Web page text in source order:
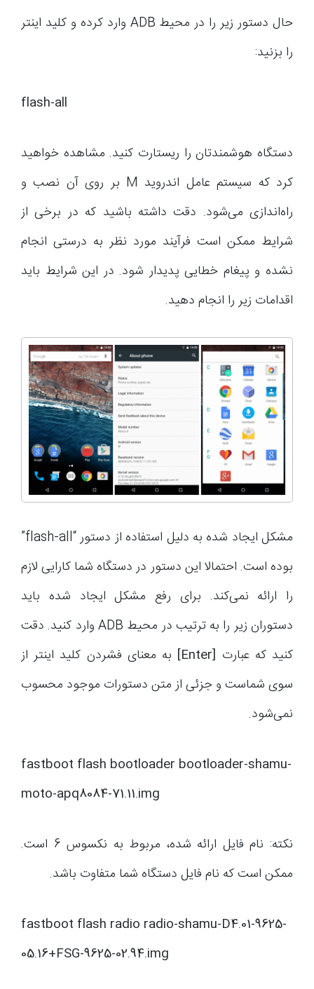
حال دستور زیر را در محیط ADB وارد کرده و کلید اینتر
را بزنید:
flash-all
دستگاه هوشمندتان را ریستارت کنید. مشاهده خواهید
کرد که سیستم عامل اندروید M بر روی آن نصب و
راه‌اندازی می‌شود. دقت داشته باشید که در برخی از
شرایط ممکن است فرآیند مورد نظر به درستی انجام
نشده و پیغام خطایی پدیدار شود. در این شرایط باید
اقدامات زیر را انجام دهید.
مشکل ایجاد شده به دلیل استفاده از دستور “flash-all”
بوده است. احتمالا این دستور در دستگاه شما کارایی لازم
را ارائه نمی‌کند. برای رفع مشکل ایجاد شده باید
دستوران زیر را به ترتیب در محیط ADB وارد کنید. دقت
کنید که عبارت [
Enter
] به معنای فشردن کلید اینتر از
سوی شماست و جزئی از متن دستورات موجود محسوب
نمی‌شود.
fastboot flash bootloader bootloader-shamu-
moto-apq8084-71.11.img
نکته: نام فایل ارائه شده، مربوط به نکسوس 6 است.
ممکن است که نام فایل دستگاه شما متفاوت باشد.
fastboot flash radio radio-shamu-D4.01-9625-
05.16+FSG-9625-02.94.img